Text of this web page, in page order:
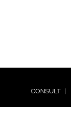
CONSULT |